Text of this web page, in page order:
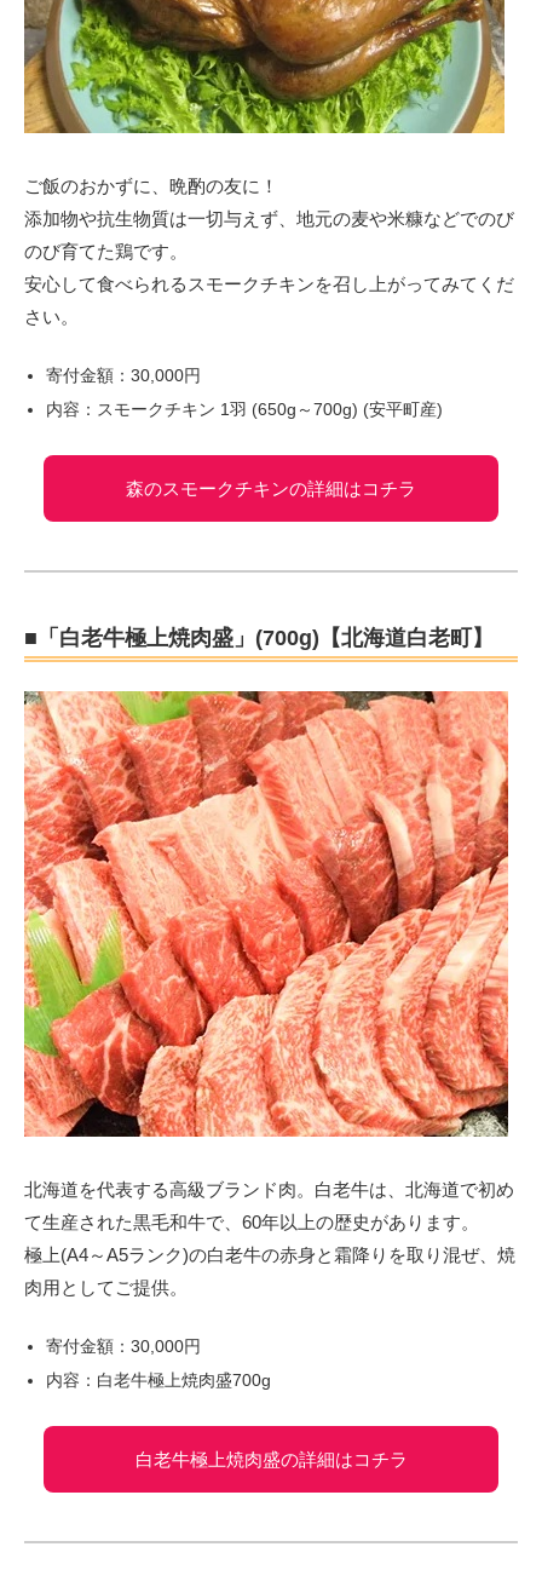
ご飯のおかずに、晩酌の友に！
添加物や抗生物質は一切与えず、地元の麦や米糠などでのび
のび育てた鶏です。
安心して食べられるスモークチキンを召し上がってみてくだ
さい。
寄付金額：30,000円
内容：スモークチキン 1羽 (650g～700g) (安平町産)
森のスモークチキンの詳細はコチラ
■「白老牛極上焼肉盛」(700g)【北海道白老町】
北海道を代表する高級ブランド肉。白老牛は、北海道で初め
て生産された黒毛和牛で、60年以上の歴史があります。
極上(A4～A5ランク)の白老牛の赤身と霜降りを取り混ぜ、焼
肉用としてご提供。
寄付金額：30,000円
内容：白老牛極上焼肉盛700g
白老牛極上焼肉盛の詳細はコチラ